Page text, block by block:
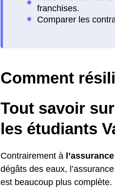
Comment
Tout savoir
les étudiants
Contrairement à l’assurance
dégâts des eaux,
est beaucoup plus complète.